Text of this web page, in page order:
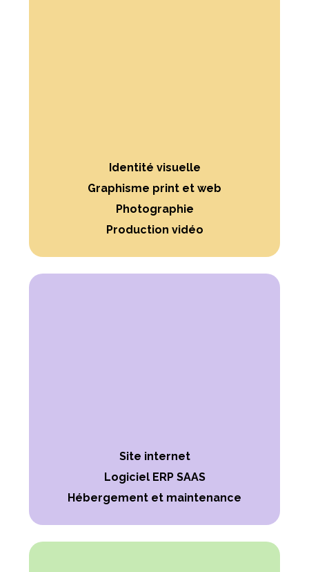
Identité visuelle
Graphisme print et web
Photographie
Production vidéo
Site internet
Logiciel ERP SAAS
Hébergement et maintenance